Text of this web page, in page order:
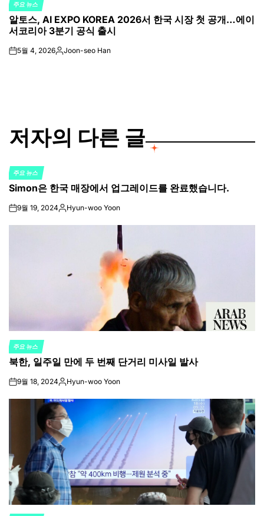
POSTED
IN
주요 뉴스
알토스, AI EXPO KOREA 2026서 한국 시장 첫 공개…에이
서코리아 3분기 공식 출시
on5월 4, 2026Posted
Joon-seo Han
저자의 다른 글
POSTED
IN
주요 뉴스
Simon은 한국 매장에서 업그레이드를 완료했습니다.
on9월 19, 2024Posted
Hyun-woo Yoon
POSTED
IN
주요 뉴스
북한, 일주일 만에 두 번째 단거리 미사일 발사
on9월 18, 2024Posted
Hyun-woo Yoon